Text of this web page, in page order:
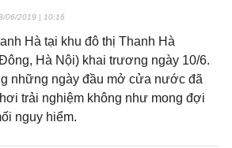
06/2019 | 10:16
Hà tại khu đô thị Thanh Hà
Hà Nội) khai trương ngày 10/6.
những ngày đầu mở cửa nước đã
trải nghiệm không như mong đợi
nguy hiểm.